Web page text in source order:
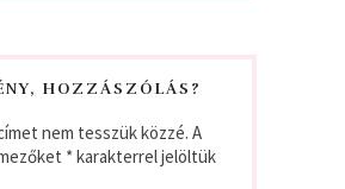
HOZZÁSZÓLÁS?
nem tesszük közzé. A
*karakterrel jelöltük